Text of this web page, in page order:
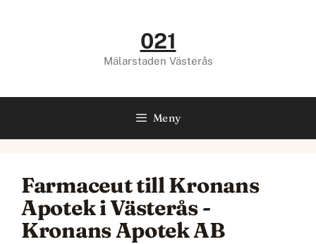
021
Mälarstaden Västerås
Meny
Farmaceut till Kronans
Apotek i Västerås -
Kronans Apotek AB